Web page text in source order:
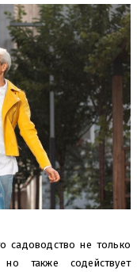
садоводство не только
но также содействует